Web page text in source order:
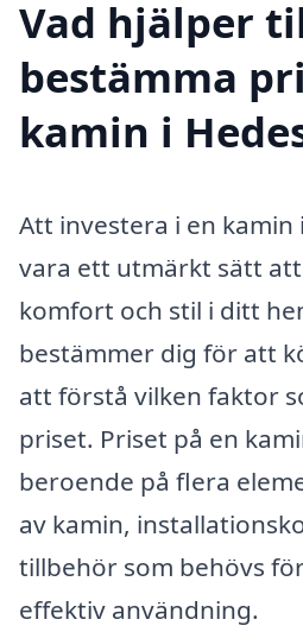
Vad hjälper
bestämma
kamin i
Att investera i en kamin
vara ett utmärkt sätt
komfort och stil i ditt
bestämmer dig för att
att förstå vilken faktor
priset. Priset på en
beroende på flera
av kamin,
tillbehör som behövs
effektiv användning.